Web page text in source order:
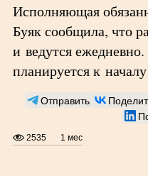
Исполняющая
Буяк сообщила, что
и ведутся
планируется к
Отправить
2535 1 мес